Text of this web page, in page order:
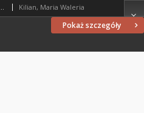
Pokaż szczegóły
Praca wychowawcza Sióstr św. Katarzyny, Dziewicy i Męczennicy w latach 1571-1772 Kilian, Maria Waleria